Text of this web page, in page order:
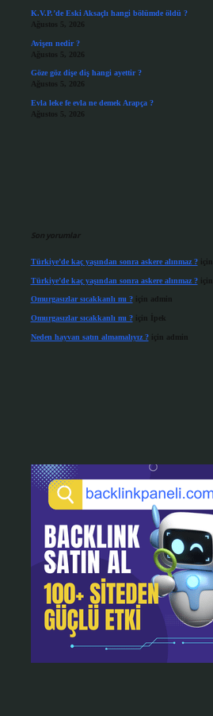
K.V.P.’de Eski Aksaçlı hangi bölümde öldü ?
Ağustos 5, 2026
Avişen nedir ?
Ağustos 5, 2026
Göze göz dişe diş hangi ayettir ?
Ağustos 5, 2026
Evla leke fe evla ne demek Arapça ?
Ağustos 5, 2026
Son yorumlar
Türkiye’de kaç yaşından sonra askere alınmaz ?için
Türkiye’de kaç yaşından sonra askere alınmaz ?için
Omurgasızlar sıcakkanlı mı ?için admin
Omurgasızlar sıcakkanlı mı ?için İpek
Neden hayvan satın almamalıyız ?için admin